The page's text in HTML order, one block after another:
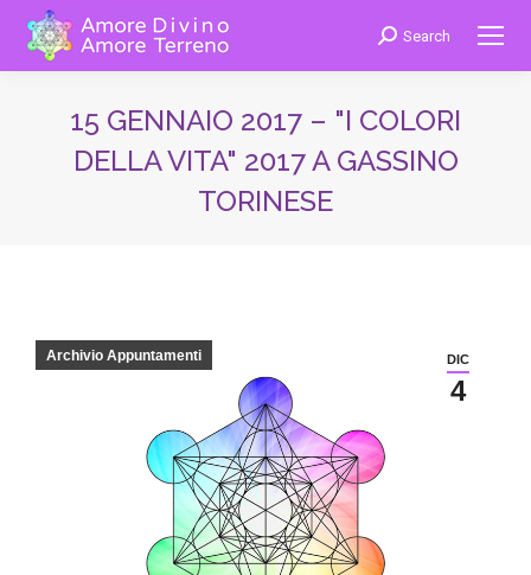
Cerca:Search
15 GENNAIO 2017 – "I COLORI
DELLA VITA" 2017 A GASSINO
TORINESE
DIC
4
Archivio Appuntamenti